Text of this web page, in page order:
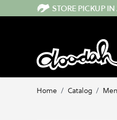
Direkt zum InhaltSTORE PICKUP
Home / Catalog / Men